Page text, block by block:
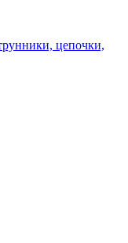
цепочки,